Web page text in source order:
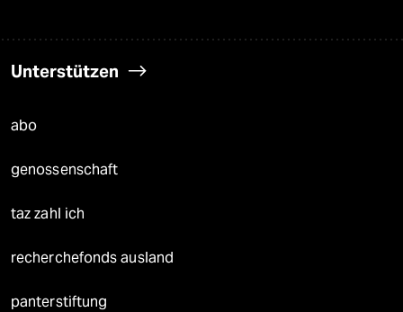
Unterstützen
abo
genossenschaft
taz zahl ich
recherchefonds ausland
panterstiftung